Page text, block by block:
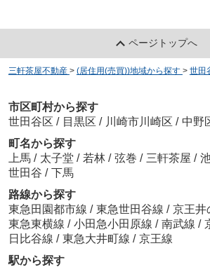
ページトップへ
三軒茶屋不動産 > (居住用(売買))地域から探す > 世田
市区町村から探す
世田谷区 / 目黒区 / 川崎市川崎区 / 中野
町名から探す
上馬 / 太子堂 / 若林 / 弦巻 / 三軒茶屋 /
世田谷 / 下馬
路線から探す
東急田園都市線 / 東急世田谷線 / 京王井
東急東横線 / 小田急小田原線 / 南武線 /
日比谷線 / 東急大井町線 / 京王線
駅から探す